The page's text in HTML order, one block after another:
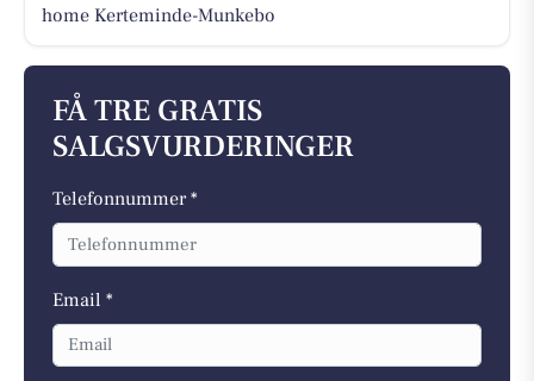
home Kerteminde-Munkebo
FÅ TRE GRATIS
SALGSVURDERINGER
Telefonnummer *
Email *